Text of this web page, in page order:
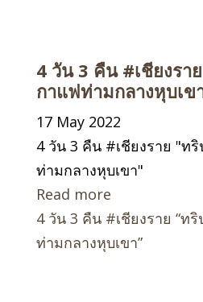
4 วัน 3 คืน #เชียงรา
กาแฟท่ามกลางหุบเข
17 May 2022
4 วัน 3 คืน #เชียงราย "ท
ท่ามกลางหุบเขา"
Read more
4 วัน 3 คืน #เชียงราย “ท
ท่ามกลางหุบเขา”